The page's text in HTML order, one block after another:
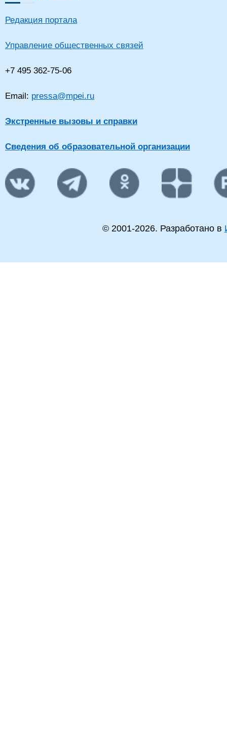
Редакция портала
Управление общественных связей
+7 495 362-75-06
Email: pressa@mpei.ru
Экстренные вызовы и справки
Сведения об образовательной организации
© 2001-2026. Разработано в